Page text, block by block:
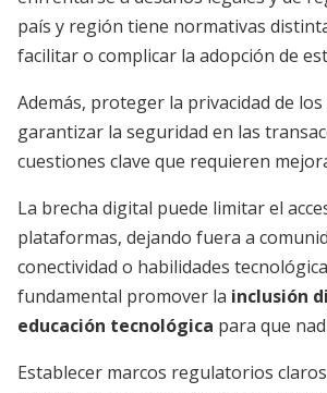
país y región tiene normativas
facilitar o complicar la adopción de
Además, proteger la privacidad de
garantizar la seguridad en las
cuestiones clave que requieren
La brecha digital puede limitar el
plataformas, dejando fuera a
conectividad o habilidades
fundamental promover la inclusión
educación tecnológica para que
Establecer marcos regulatorios